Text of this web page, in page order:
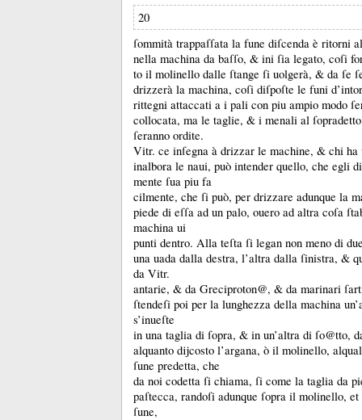
20
ſommità trappaſſata la fune diſcenda è ritorni
nella machina da baſſo, & ini ſia legato, coſi
to il molinello dalle ſtange ſi uolgerà, & da ſe
drizzerà la machina, coſi diſpoſte le funi
rittegni attaccati a i pali con piu ampio modo
collocata, ma le taglie, & i menali al
ſeranno ordite.
Vitr. ce inſegna à drizzar le machine, & chi ha
inalbora le naui, può intender quello, che egli
mente ſua piu fa
cilmente, che ſi può, per drizzare adunque la
piede di eſſa ad un palo, ouero ad altra coſa
machina ui
punti dentro. Alla teſta ſi legan non meno di
una uada dalla destra, l’altra dalla ſinistra, &
da Vitr.
antarie, & da Greciproton@, & da marinari
ſtendeſi poi per la lunghezza della machina
s’inueſte
in una taglia di ſopra, & in un’altra di ſo@tto,
alquanto dĳcosto l’argana, ò il molinello,
ſune predetta, che
da noi codetta ſi chiama, ſi come la taglia da
paſtecca, randoſi adunque ſopra il molinello,
ſune,